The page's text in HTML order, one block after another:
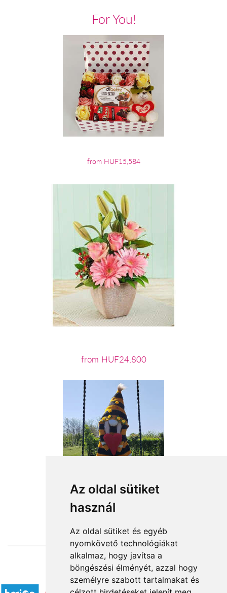
Az oldal sütiket
használ
Az oldal sütiket és egyéb
nyomkövető technológiákat
alkalmaz, hogy javítsa a
böngészési élményét, azzal hogy
személyre szabott tartalmakat és
For You!
from HUF15,584
from HUF24,800
from HUF20,360
Accepted payment methods